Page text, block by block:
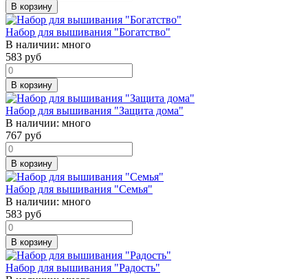
В корзину
Набор для вышивания "Богатство"
В наличии: много
583 руб
В корзину
Набор для вышивания "Защита дома"
В наличии: много
767 руб
В корзину
Набор для вышивания "Семья"
В наличии: много
583 руб
В корзину
Набор для вышивания "Радость"